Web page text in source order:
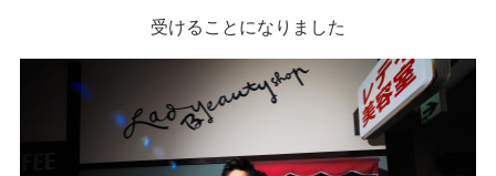
受けることになりました